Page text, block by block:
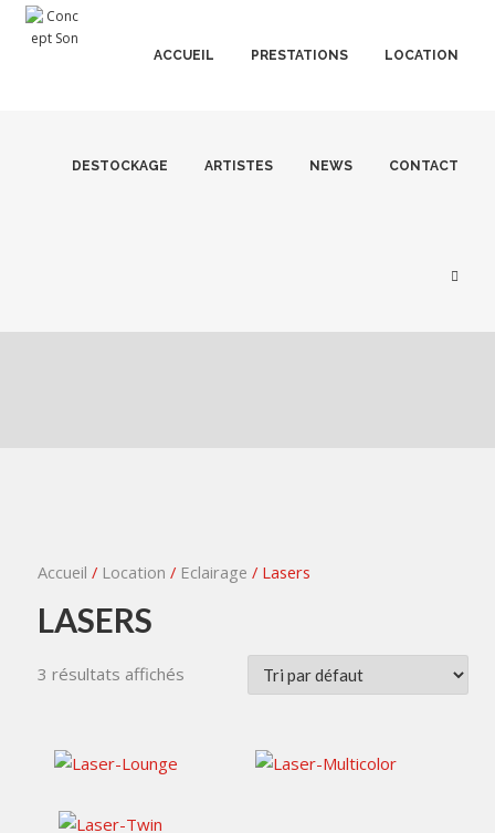
ACCUEIL PRESTATIONS LOCATION
DESTOCKAGE ARTISTES NEWS CONTACT
Accueil / Location / Eclairage / Lasers
LASERS
3 résultats affichés